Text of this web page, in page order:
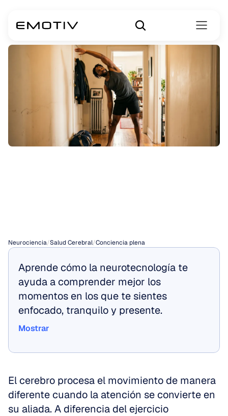
Neurociencia/Salud Cerebral/Conciencia plena
Aprende cómo la neurotecnología te
ayuda a comprender mejor los
momentos en los que te sientes
enfocado, tranquilo y presente.
Mostrar
El cerebro procesa el movimiento de manera
diferente cuando la atención se convierte en
su aliada. A diferencia del ejercicio